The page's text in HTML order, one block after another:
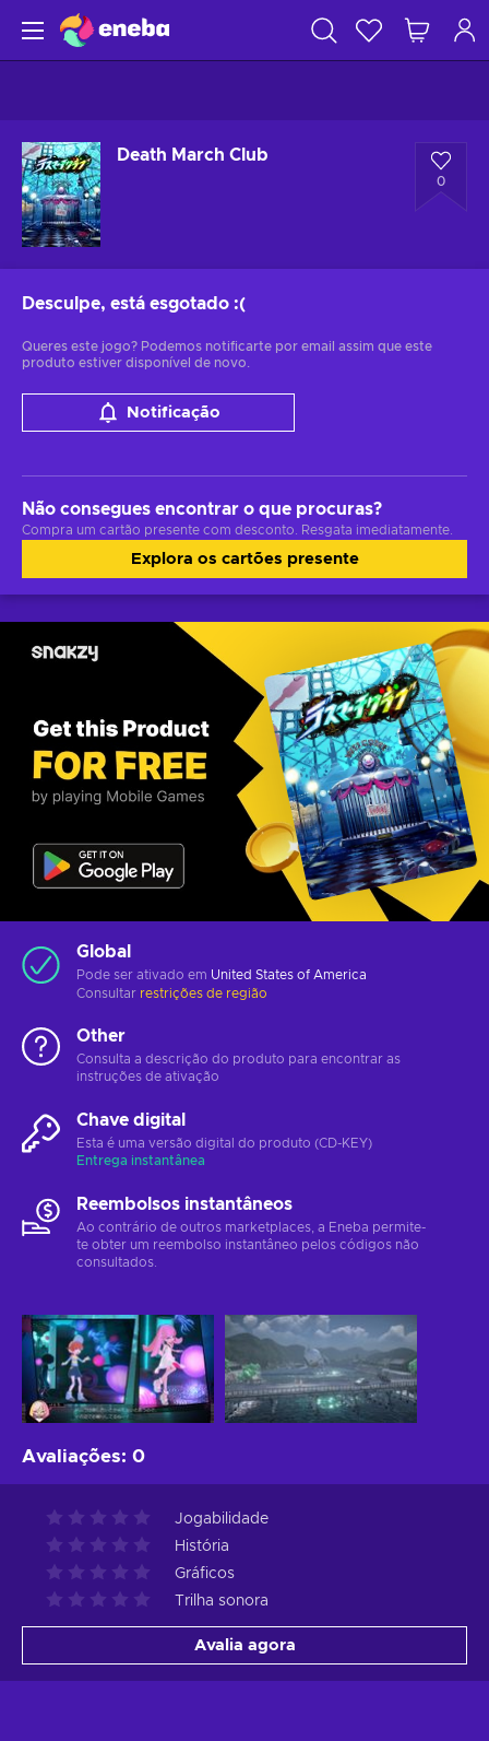
Death March Club
0
Desculpe, está esgotado :(
Queres este jogo? Podemos notificarte por email assim que este
produto estiver disponível de novo.
Notificação
Não consegues encontrar o que procuras?
Compra um cartão presente com desconto. Resgata imediatamente.
Explora os cartões presente
Global
Pode ser ativado em United States of America
Consultar restrições de região
Other
Consulta a descrição do produto para encontrar as
instruções de ativação
Chave digital
Esta é uma versão digital do produto (CD-KEY)
Entrega instantânea
Reembolsos instantâneos
Ao contrário de outros marketplaces, a Eneba permite-
te obter um reembolso instantâneo pelos códigos não
consultados.
Avaliações: 0
Jogabilidade
História
Gráficos
Trilha sonora
Avalia agora